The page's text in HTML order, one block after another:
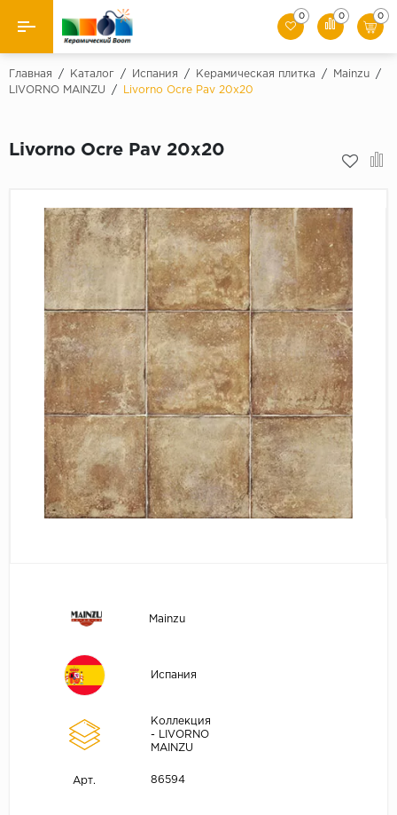
Назад
Керамическая плитка
Мозаики
Искусственный камень
Клинкер
0 0 0
Главная / Каталог / Испания / Керамическая плитка / Mainzu
/
LIVORNO MAINZU
/ Livorno Ocre Pav 20х20
Livorno Ocre Pav 20х20
Mainzu
Испания
Коллекция
- LIVORNO
MAINZU
Арт. 86594